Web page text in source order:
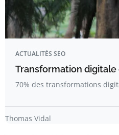
ACTUALITÉS SEO
Transformation digitale
70% des transformations
Thomas Vidal